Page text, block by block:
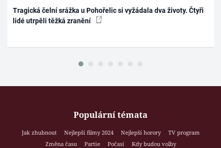
Tragická čelní srážka u Pohořelic si vyžádala dva životy. Čtyři
lidé utrpěli těžká zranění
Populární témata
Jak zhubnout Nejlepší filmy 2024 Nejlepší horory
TV program
Změna času
Partie Počasí
Kdy budou volby